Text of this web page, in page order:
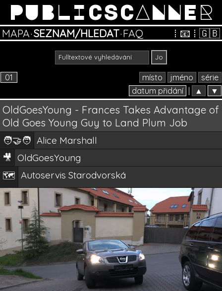
PUBLICSCANNER
MAPA·SEZNAM/HLEDAT·FAQ ⁞ 📧 ⁞ 🇬🇧
01 místo jméno
série
datum přidání
▲ ▼
OldGoesYoung - Frances Takes Advantage of
Old Goes Young Guy to Land Plum Job
🧑‍🤝‍🧑 Alice Marshall
🎥 OldGoesYoung
🗺️ Autoservis Starodvorská